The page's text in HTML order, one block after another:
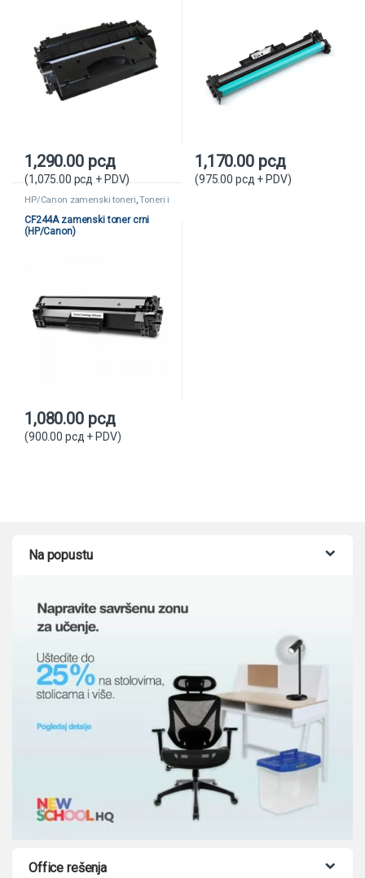
1,290.00 рсд
(1,075.00 рсд + PDV)
1,170.00 рсд
(975.00 рсд + PDV)
HP/Canon zamenski toneri,Toneri i
kertridži
Zamenski toneri i kertridži
CF244A zamenski toner crni
(HP/Canon)
1,080.00 рсд
(900.00 рсд + PDV)
Na popustu
Office rešenja